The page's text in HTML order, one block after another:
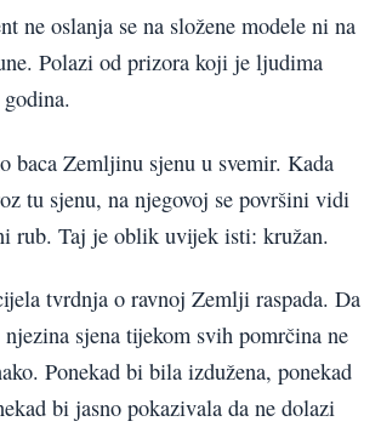
ne oslanja se na složene modele ni na
Polazi od prizora koji je ljudima
baca Zemljinu sjenu u svemir. Kada
tu sjenu, na njegovoj se površini vidi
rub. Taj je oblik uvijek isti: kružan.
tvrdnja o ravnoj Zemlji raspada. Da
sjena tijekom svih pomrčina ne
Ponekad bi bila izdužena, ponekad
bi jasno pokazivala da ne dolazi